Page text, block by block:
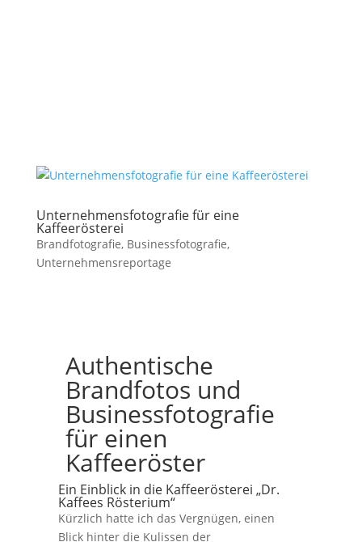
Unternehmensfotografie für eine
Kaffeerösterei
Brandfotografie, Businessfotografie,
Unternehmensreportage
Authentische
Brandfotos und
Businessfotografie
für einen
Kaffeeröster
Ein Einblick in die Kaffeerösterei „Dr.
Kaffees Rösterium“
Kürzlich hatte ich das Vergnügen, einen
Blick hinter die Kulissen der